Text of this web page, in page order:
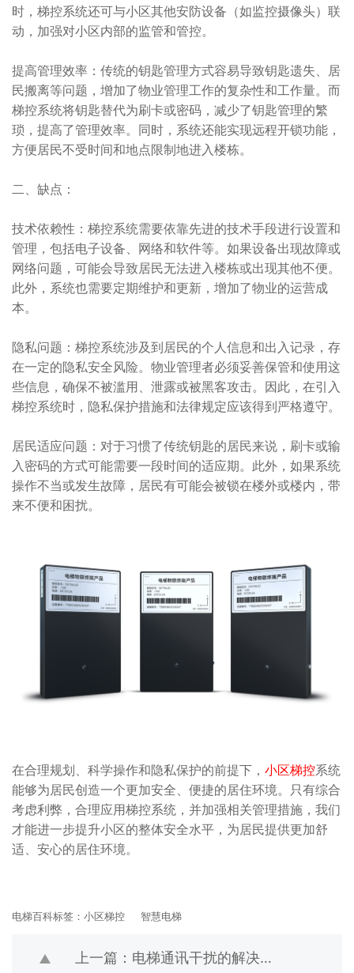
时，梯控系统还可与小区其他安防设备（如监控摄像头）联
动，加强对小区内部的监管和管控。
提高管理效率：传统的钥匙管理方式容易导致钥匙遗失、居
民搬离等问题，增加了物业管理工作的复杂性和工作量。而
梯控系统将钥匙替代为刷卡或密码，减少了钥匙管理的繁
琐，提高了管理效率。同时，系统还能实现远程开锁功能，
方便居民不受时间和地点限制地进入楼栋。
二、缺点：
技术依赖性：梯控系统需要依靠先进的技术手段进行设置和
管理，包括电子设备、网络和软件等。如果设备出现故障或
网络问题，可能会导致居民无法进入楼栋或出现其他不便。
此外，系统也需要定期维护和更新，增加了物业的运营成
本。
隐私问题：梯控系统涉及到居民的个人信息和出入记录，存
在一定的隐私安全风险。物业管理者必须妥善保管和使用这
些信息，确保不被滥用、泄露或被黑客攻击。因此，在引入
梯控系统时，隐私保护措施和法律规定应该得到严格遵守。
居民适应问题：对于习惯了传统钥匙的居民来说，刷卡或输
入密码的方式可能需要一段时间的适应期。此外，如果系统
操作不当或发生故障，居民有可能会被锁在楼外或楼内，带
来不便和困扰。
在合理规划、科学操作和隐私保护的前提下， 小区梯控系统
能够为居民创造一个更加安全、便捷的居住环境。只有综合
考虑利弊，合理应用梯控系统，并加强相关管理措施，我们
才能进一步提升小区的整体安全水平，为居民提供更加舒
适、安心的居住环境。
电梯百科标签： 小区梯控 智慧电梯
上一篇：电梯通讯干扰的解决办法